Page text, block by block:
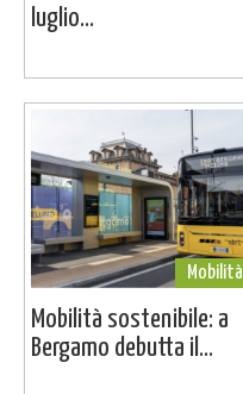
luglio...
Mobilità
Mobilità sostenibile: a
Bergamo debutta il...